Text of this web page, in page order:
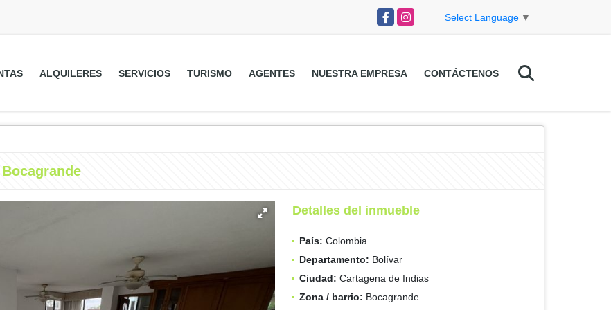
FacebookInstagram Select Language ▼
ALQUILERES SERVICIOS TURISMO AGENTES NUESTRA EMPRESA CONTÁCTENOS
Detalles del inmueble
País: Colombia
Departamento: Bolívar
Ciudad: Cartagena de Indias
Zona / barrio: Bocagrande